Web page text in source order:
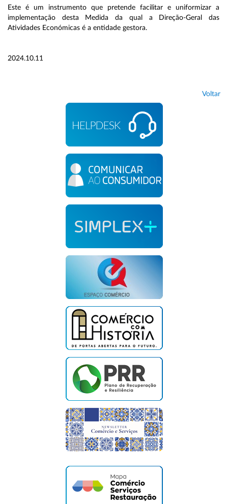
Este é um instrumento que pretende facilitar e uniformizar a
implementação desta Medida da qual a Direção-Geral das
Atividades Económicas é a entidade gestora.
2024.10.11
Voltar